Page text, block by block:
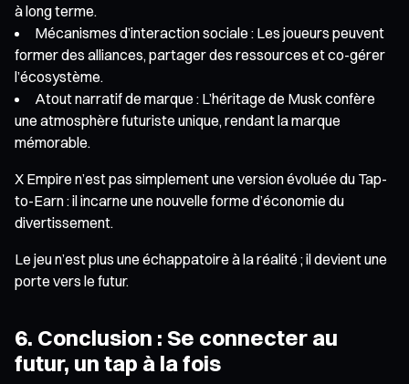
à long terme.
Mécanismes d’interaction sociale : Les joueurs peuvent
former des alliances, partager des ressources et co-gérer
l’écosystème.
Atout narratif de marque : L’héritage de Musk confère
une atmosphère futuriste unique, rendant la marque
mémorable.
X Empire n’est pas simplement une version évoluée du Tap-
to-Earn : il incarne une nouvelle forme d’économie du
divertissement.
Le jeu n’est plus une échappatoire à la réalité ; il devient une
porte vers le futur.
6. Conclusion : Se connecter au
futur, un tap à la fois